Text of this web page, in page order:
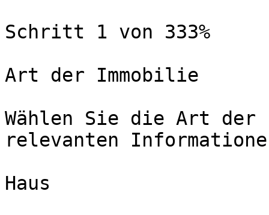
Schritt 1 von 333%
Art der Immobilie
Wählen Sie die Art
relevanten
Haus